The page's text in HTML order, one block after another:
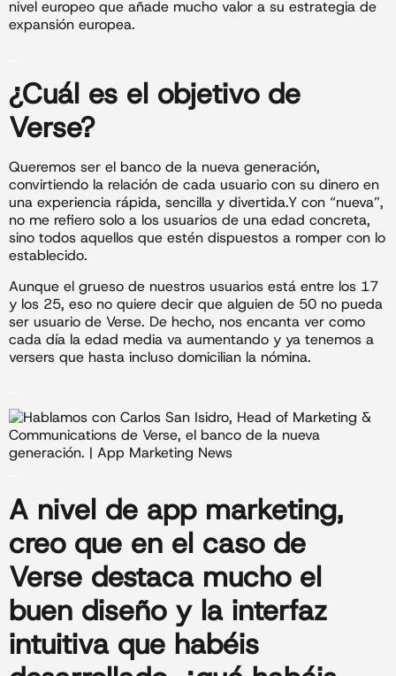
nivel europeo que añade mucho valor a su estrategia de
expansión europea.
¿Cuál es el objetivo de
Verse?
Queremos ser el banco de la nueva generación,
convirtiendo la relación de cada usuario con su dinero en
una experiencia rápida, sencilla y divertida.Y con “nueva”,
no me refiero solo a los usuarios de una edad concreta,
sino todos aquellos que estén dispuestos a romper con lo
establecido.
Aunque el grueso de nuestros usuarios está entre los 17
y los 25, eso no quiere decir que alguien de 50 no pueda
ser usuario de Verse. De hecho, nos encanta ver como
cada día la edad media va aumentando y ya tenemos a
versers que hasta incluso domicilian la nómina.
A nivel de app marketing,
creo que en el caso de
Verse destaca mucho el
buen diseño y la interfaz
intuitiva que habéis